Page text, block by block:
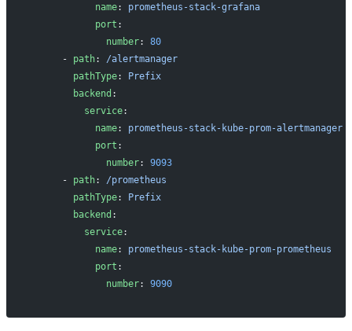
            name
: prometheus-stack-grafana
            port
:
              number
: 80
      -
path: /alertmanager
        pathType
: Prefix
        backend
:
          service
:
            name
: prometheus-stack-kube-prom-alertmanager
            port
:
              number
: 9093
      -
path: /prometheus
        pathType
: Prefix
        backend
:
          service
:
            name
: prometheus-stack-kube-prom-prometheus
            port
:
              number
: 9090